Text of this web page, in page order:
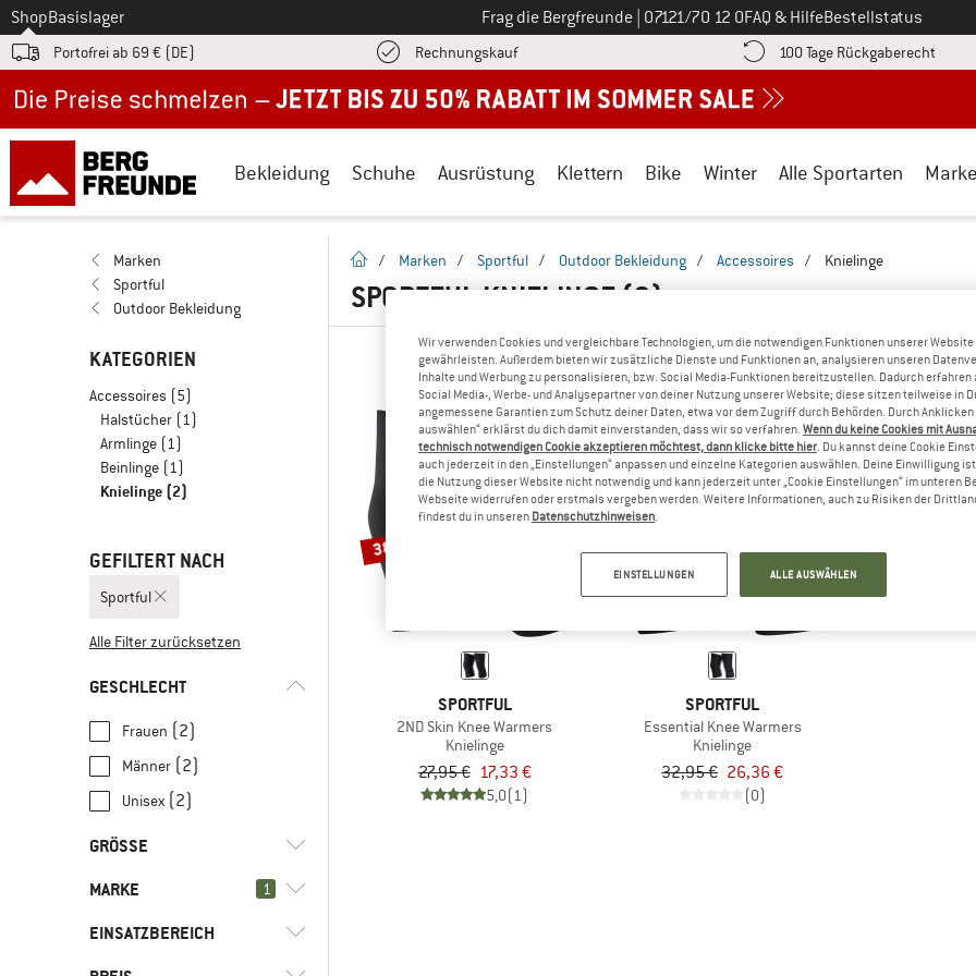
Zum
ShopBasislager Frag die Bergfreunde Ruf uns an unter
07121/70 12 0FAQ & HilfeBestellstatus
Portofrei ab 69 € (DE) RechnungskaufFinde die Zahlungs-Infos hier! Öffnet sich in einer Infobox
100 Tage Rückgaberecht
Bekleidung Schuhe Ausrüstung Klettern Bike Winter Alle Sportarten
Marken
Sportful
Outdoor Bekleidung
KATEGORIEN
Accessoires (5)
Halstücher (1)
Armlinge (1)
Beinlinge (1)
Knielinge (2)
GEFILTERT NACH
Sportful
Alle Filter zurücksetzen
GESCHLECHT
Frauen (2)
Männer (2)
Unisex (2)
GRÖSSE
S
MARKE 1
EINSATZBEREICH
Startseite
/ Marken / Sportful / Outdoor Bekleidung / Accessoires / Knielinge
SPORTFUL KNIELINGE(2)
38%
SPORTFUL
2ND Skin Knee Warmers
Knielinge
27,95 € 17,33 €
5,0(1)
20%
SPORTFUL
Essential Knee Warmers
Knielinge
32,95 € 26,36 €
(0)
Wir verwenden Cookies und vergleichbare Technologien, um die notwendigen Funktionen unserer Website
gewährleisten. Außerdem bieten wir zusätzliche Dienste und Funktionen an, analysieren unseren
Inhalte und Werbung zu personalisieren, bzw. Social Media-Funktionen bereitzustellen. Dadurch erfahren
Social Media-, Werbe- und Analysepartner von deiner Nutzung unserer Website; diese sitzen teilweise in
angemessene Garantien zum Schutz deiner Daten, etwa vor dem Zugriff durch Behörden. Durch Anklicken
auswählen“ erklärst du dich damit einverstanden, dass wir so verfahren. Wenn du keine Cookies mit
technisch notwendigen Cookie akzeptieren möchtest, dann klicke bitte hier. Du kannst deine Cookie
auch jederzeit in den „Einstellungen“ anpassen und einzelne Kategorien auswählen. Deine Einwilligung
die Nutzung dieser Website nicht notwendig und kann jederzeit unter „Cookie Einstellungen“ im unteren
Webseite widerrufen oder erstmals vergeben werden. Weitere Informationen, auch zu Risiken der
findest du in unseren Datenschutzhinweisen.
EINSTELLUNGEN ALLE AUSWÄHLEN